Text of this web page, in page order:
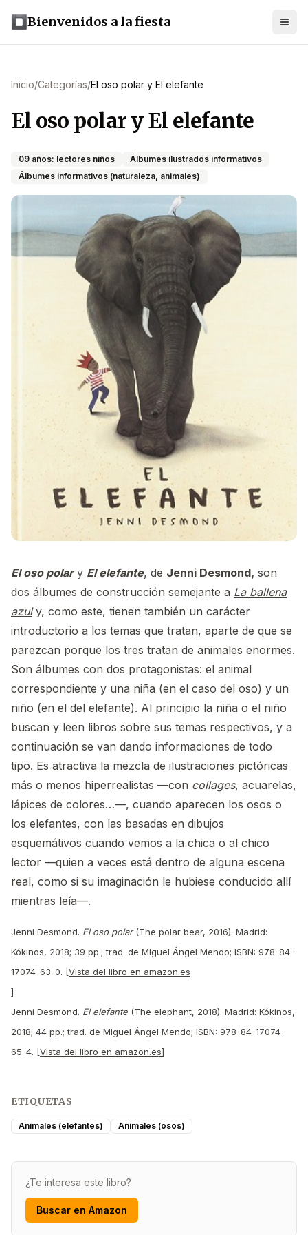
Bienvenidos a la fiesta
Inicio/Categorías/El oso polar y El elefante
El oso polar y El elefante
09 años: lectores niños
Álbumes ilustrados informativos
Álbumes informativos (naturaleza, animales)
El oso polary El elefante, de Jenni Desmond, son
dos álbumes de construcción semejante a La ballena
azuly, como este, tienen también un carácter
introductorio a los temas que tratan, aparte de que se
parezcan porque los tres tratan de animales enormes.
Son álbumes con dos protagonistas: el animal
correspondiente y una niña (en el caso del oso) y un
niño (en el del elefante). Al principio la niña o el niño
buscan y leen libros sobre sus temas respectivos, y a
continuación se van dando informaciones de todo
tipo. Es atractiva la mezcla de ilustraciones pictóricas
más o menos hiperrealistas —con collages, acuarelas,
lápices de colores…—, cuando aparecen los osos o
los elefantes, con las basadas en dibujos
esquemátivos cuando vemos a la chica o al chico
lector —quien a veces está dentro de alguna escena
real, como si su imaginación le hubiese conducido allí
mientras leía—.
Jenni Desmond. El oso polar(The polar bear, 2016). Madrid:
Kókinos, 2018; 39 pp.; trad. de Miguel Ángel Mendo; ISBN: 978-84-
17074-63-0. [Vista del libro en amazon.es
]
Jenni Desmond. El elefante (The elephant, 2018). Madrid: Kókinos,
2018; 44 pp.; trad. de Miguel Ángel Mendo; ISBN: 978-84-17074-
65-4. [Vista del libro en amazon.es]
ETIQUETAS
Animales (elefantes) Animales (osos)
¿Te interesa este libro?
Buscar en Amazon